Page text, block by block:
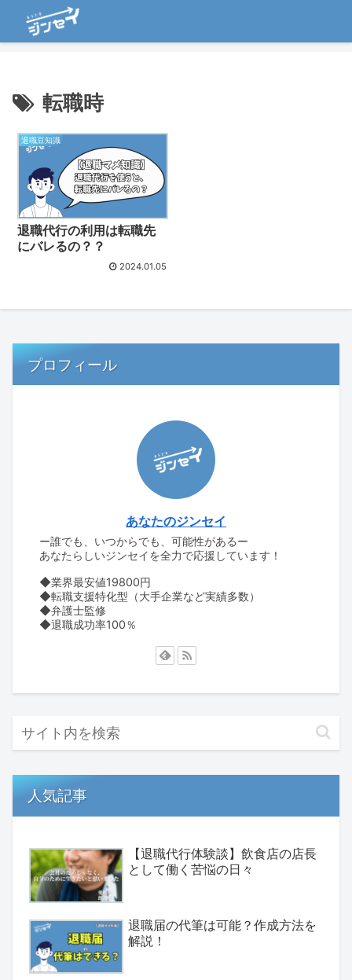
転職時
退職豆知識
退職代行の利用は転職先
にバレるの？？
2024.01.05
プロフィール
あなたのジンセイ
ー誰でも、いつからでも、可能性があるー
あなたらしいジンセイを全力で応援しています！
◆業界最安値19800円
◆転職支援特化型（大手企業など実績多数）
◆弁護士監修
◆退職成功率100％
人気記事
【退職代行体験談】飲食店の店長
として働く苦悩の日々
退職届の代筆は可能？作成方法を
解説！